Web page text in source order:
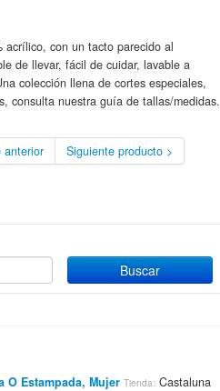
acrílico, con un tacto parecido al
de llevar, fácil de cuidar, lavable a
colección llena de cortes especiales,
consulta nuestra guía de tallas/medidas.
anterior Siguiente producto >
O Estampada, Mujer Tienda: Castaluna